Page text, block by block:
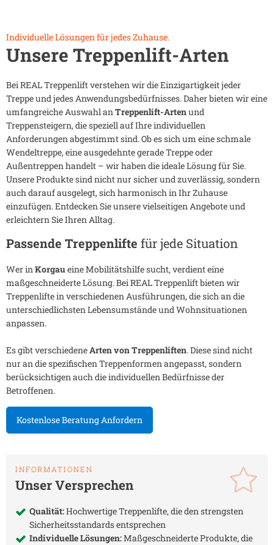
Individuelle Lösungen für jedes Zuhause.
Unsere Treppenlift-Arten
Bei REAL Treppenlift verstehen wir die Einzigartigkeit jeder
Treppe und jedes Anwendungsbedürfnisses. Daher bieten wir eine
umfangreiche Auswahl anTreppenlift-Artenund
Treppensteigern, die speziell auf Ihre individuellen
Anforderungen abgestimmt sind. Ob es sich um eine schmale
Wendeltreppe, eine ausgedehnte gerade Treppe oder
Außentreppen handelt – wir haben die ideale Lösung für Sie.
Unsere Produkte sind nicht nur sicher und zuverlässig, sondern
auch darauf ausgelegt, sich harmonisch in Ihr Zuhause
einzufügen. Entdecken Sie unsere vielseitigen Angebote und
erleichtern Sie Ihren Alltag.
Passende Treppenlifte für jede Situation
Wer inKorgaueine Mobilitätshilfe sucht, verdient eine
maßgeschneiderte Lösung. Bei REAL Treppenlift bieten wir
Treppenlifte in verschiedenen Ausführungen, die sich an die
unterschiedlichsten Lebensumstände und Wohnsituationen
anpassen.
Es gibt verschiedeneArten von Treppenliften. Diese sind nicht
nur an die spezifischen Treppenformen angepasst, sondern
berücksichtigen auch die individuellen Bedürfnisse der
Betroffenen.
Kostenlose Beratung Anfordern
INFORMATIONEN
Unser Versprechen
Qualität:Hochwertige Treppenlifte, die den strengsten
Sicherheitsstandards entsprechen
Individuelle Lösungen:Maßgeschneiderte Produkte, die